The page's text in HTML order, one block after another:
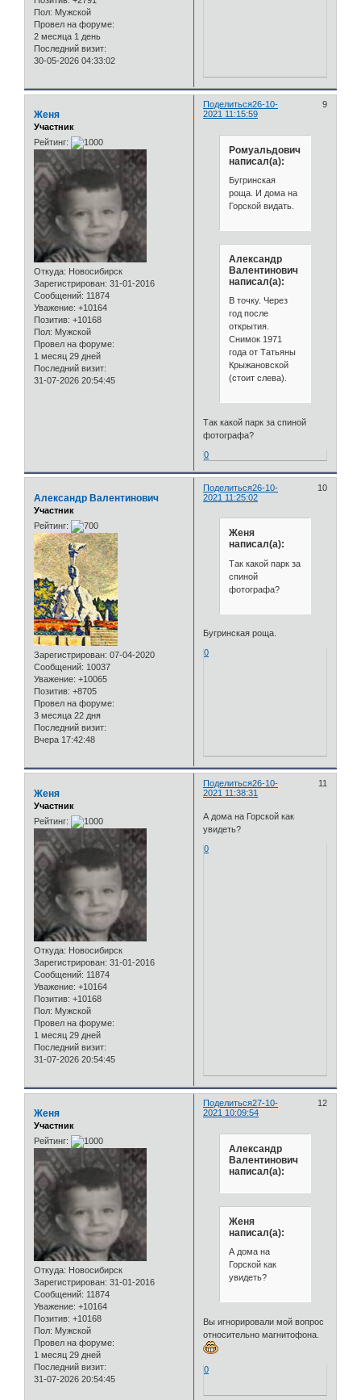
Пол: Мужской
Провел на форуме:
2 месяца 1 день
Последний визит:
30-05-2026 04:33:02
Поделиться 9
26-10-
2021 11:15:59
Женя
Участник
Рейтинг:
Откуда: Новосибирск
Зарегистрирован: 31-01-2016
Сообщений: 11874
Уважение: +10164
Позитив: +10168
Пол: Мужской
Провел на форуме:
1 месяц 29 дней
Последний визит:
31-07-2026 20:54:45
Ромуальдович
написал(а):
Бугринская
роща. И дома на
Горской видать.
Александр
Валентинович
написал(а):
В точку. Через
год после
открытия.
Снимок 1971
года от Татьяны
Крыжановской
(стоит слева).
Так какой парк за спиной
фотографа?
0
Поделиться 10
26-10-
2021 11:25:02
Александр Валентинович
Участник
Рейтинг:
Зарегистрирован: 07-04-2020
Сообщений: 10037
Уважение: +10065
Позитив: +8705
Провел на форуме:
3 месяца 22 дня
Последний визит:
Вчера 17:42:48
Женя
написал(а):
Так какой парк за
спиной
фотографа?
Бугринская роща.
0
Поделиться 11
26-10-
2021 11:38:31
Женя
Участник
Рейтинг:
Откуда: Новосибирск
Зарегистрирован: 31-01-2016
Сообщений: 11874
Уважение: +10164
Позитив: +10168
Пол: Мужской
Провел на форуме:
1 месяц 29 дней
Последний визит:
31-07-2026 20:54:45
А дома на Горской как
увидеть?
0
Поделиться 12
27-10-
2021 10:09:54
Женя
Участник
Рейтинг:
Откуда: Новосибирск
Зарегистрирован: 31-01-2016
Сообщений: 11874
Уважение: +10164
Позитив: +10168
Пол: Мужской
Провел на форуме:
1 месяц 29 дней
Последний визит:
31-07-2026 20:54:45
Александр
Валентинович
написал(а):
Женя
написал(а):
А дома на
Горской как
увидеть?
Вы игнорировали мой вопрос
относительно магнитофона.
0